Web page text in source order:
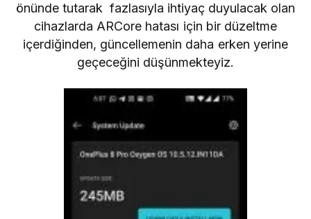
önünde tutarak fazlasıyla ihtiyaç duyulacak olan
cihazlarda ARCore hatası için bir düzeltme
içerdiğinden, güncellemenin daha erken yerine
geçeceğini düşünmekteyiz.